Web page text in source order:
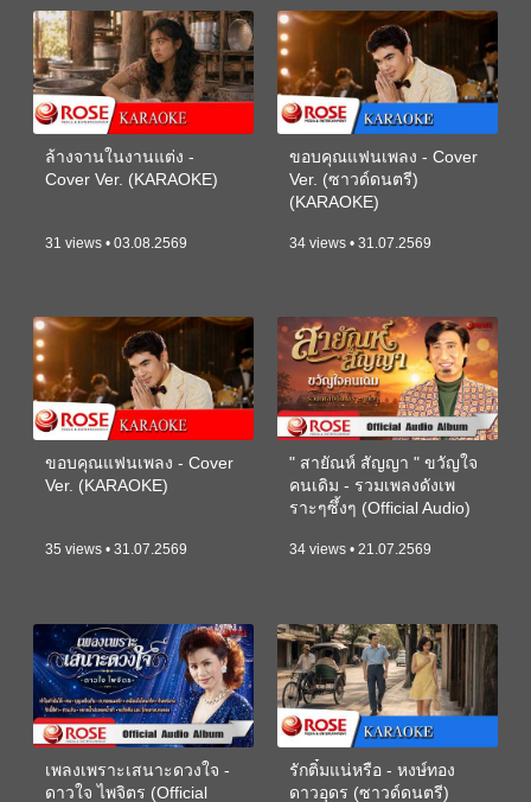
ล้างจานในงานแต่ง -
Cover Ver. (KARAOKE)
31 views • 03.08.2569
ขอบคุณแฟนเพลง - Cover
Ver. (ซาวด์ดนตรี)
(KARAOKE)
34 views • 31.07.2569
ขอบคุณแฟนเพลง - Cover
Ver. (KARAOKE)
35 views • 31.07.2569
" สายัณห์ สัญญา " ขวัญใจ
คนเดิม - รวมเพลงดังเพ
ราะๆซึ้งๆ (Official Audio)
34 views • 21.07.2569
เพลงเพราะเสนาะดวงใจ -
ดาวใจ ไพจิตร (Official
รักติ๋มแน่หรือ - หงษ์ทอง
ดาวอุดร (ซาวด์ดนตรี)